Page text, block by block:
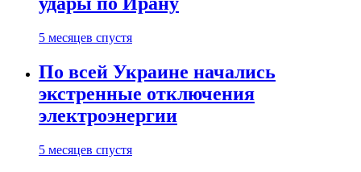
5 месяцев спустя
По всей Украине начались
экстренные отключения
электроэнергии
5 месяцев спустя